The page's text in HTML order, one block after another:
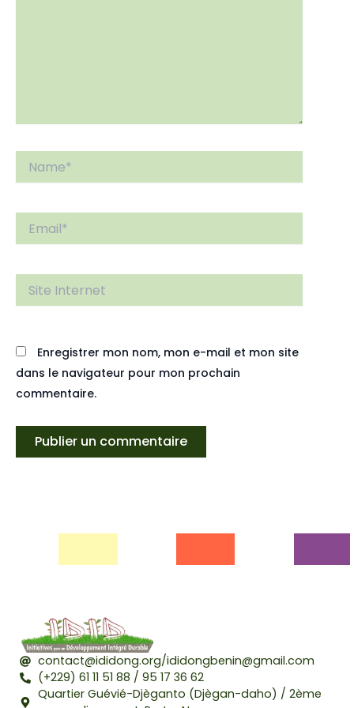
Internet
Enregistrer mon nom, mon e-mail et mon site
dans le navigateur pour mon prochain
commentaire.
contact@ididong.org/ididongbenin@gmail.com
(+229) 61 11 51 88 / 95 17 36 62
Quartier Guévié-Djèganto (Djègan-daho) / 2ème